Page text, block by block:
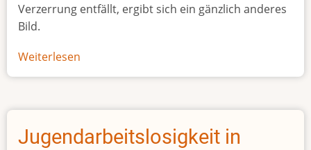
Verzerrung entfällt, ergibt sich ein gänzlich anderes
Bild.
Weiterlesen
Afrikas
Größe
Jugendarbeitslosigkeit in